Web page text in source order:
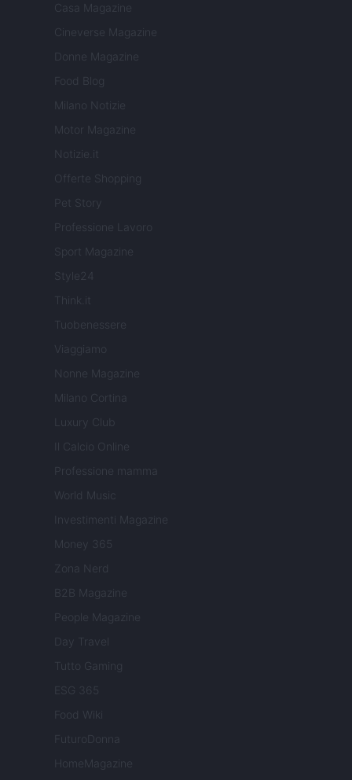
Casa Magazine
Cineverse Magazine
Donne Magazine
Food Blog
Milano Notizie
Motor Magazine
Notizie.it
Offerte Shopping
Pet Story
Professione Lavoro
Sport Magazine
Style24
Think.it
Tuobenessere
Viaggiamo
Nonne Magazine
Milano Cortina
Luxury Club
Il Calcio Online
Professione mamma
World Music
Investimenti Magazine
Money 365
Zona Nerd
B2B Magazine
People Magazine
Day Travel
Tutto Gaming
ESG 365
Food Wiki
FuturoDonna
HomeMagazine